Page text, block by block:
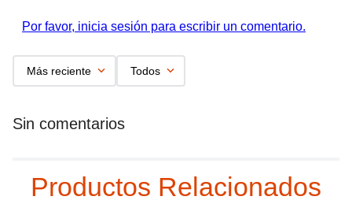
Por favor, inicia sesión para escribir un comentario.
Más reciente Todos
Productos Relacionados